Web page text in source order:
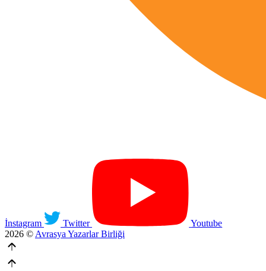
İnstagram Twitter
Youtube
2026 © Avrasya Yazarlar Birliği